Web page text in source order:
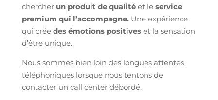
chercher un produit de qualitéet leservice
premium qui l’accompagne. Une expérience
qui crée des émotions positiveset la sensation
d’être unique.
Nous sommes bien loin des longues attentes
téléphoniques lorsque nous tentons de
contacter un call center débordé.